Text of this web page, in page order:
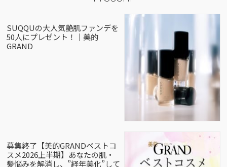
SUQQUの大人気艶肌ファンデを
50人にプレゼント！｜美的
GRAND
募集終了【美的GRANDベストコ
スメ2026上半期】あなたの肌・
髪悩みを解消し、”経年美化”して